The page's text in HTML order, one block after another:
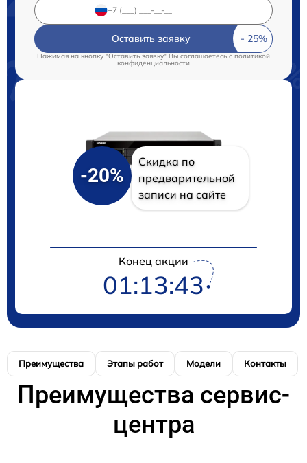
Оставить заявку
Нажимая на кнопку "Оставить заявку" Вы соглашаетесь cполитикой
конфиденциальности
-20%
Скидка по
предварительной
записи на сайте
Конец акции
01:13:43
Преимущества Этапы работ Модели Контакты
Преимущества сервис-
центра